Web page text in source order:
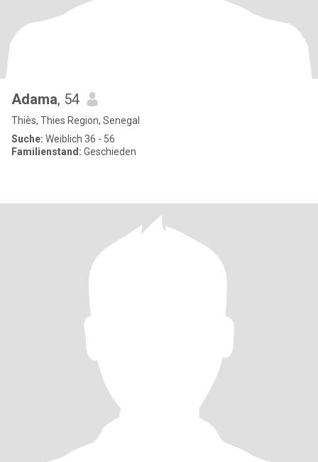
Adama, 54
Thiès, Thies Region, Senegal
Suche: Weiblich 36 - 56
Familienstand: Geschieden